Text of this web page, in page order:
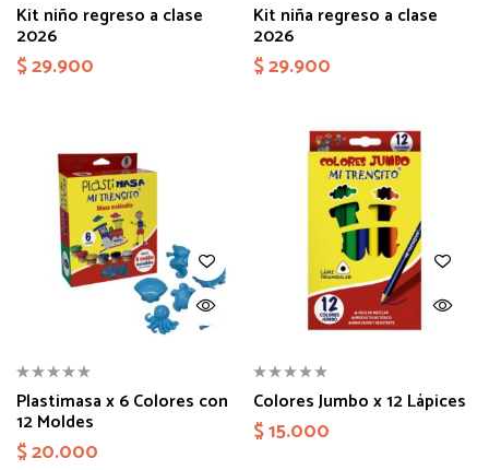
Kit niño regreso a clase
2026
$29.900
Kit niña regreso a clase
2026
$29.900
Plastimasa x 6 Colores con
12 Moldes
$20.000
Colores Jumbo x 12 Lápices
$15.000